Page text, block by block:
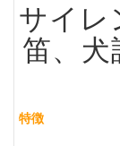
サイレ
笛、犬
特徴